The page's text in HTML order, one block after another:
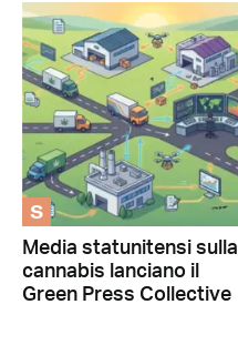
S
Media statunitensi sulla
cannabis lanciano il
Green Press Collective